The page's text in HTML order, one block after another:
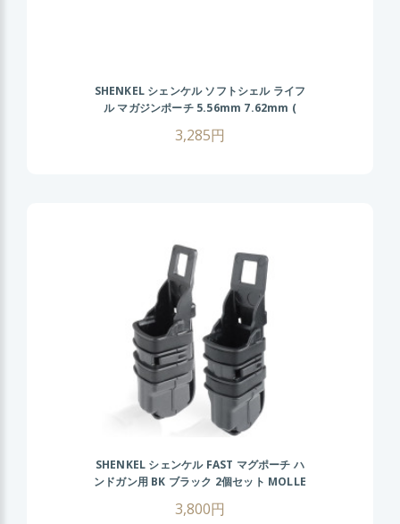
SHENKEL シェンケル ソフトシェル ライフ
ル マガジンポーチ 5.56mm 7.62mm (
ピオンタイプ サバゲー サバイバルゲーム
3,285円
SHENKEL シェンケル FAST マグポーチ ハ
ンドガン用 BK ブラック 2個セット MOLLE
ゲーム
3,800円